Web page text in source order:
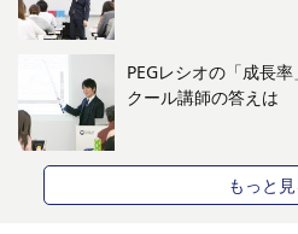
PEGレシオの「成長
クール講師の答えは
もっと